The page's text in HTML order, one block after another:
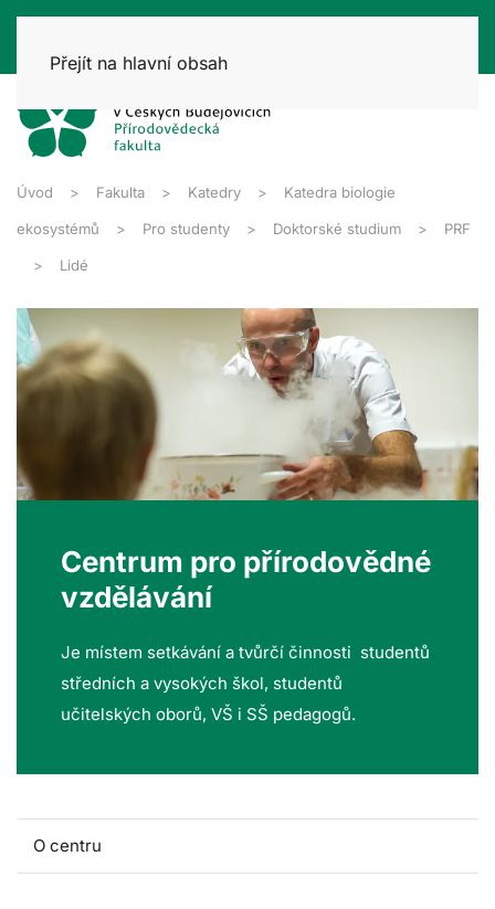
Přejít na hlavní obsah
Úvod Fakulta Katedry Katedra biologie
ekosystémů Pro studenty Doktorské studium PRF
Lidé
Centrum pro přírodovědné
vzdělávání
Je místem setkávání a tvůrčí činnosti studentů
středních a vysokých škol, studentů
učitelských oborů, VŠ i SŠ pedagogů.
O centru